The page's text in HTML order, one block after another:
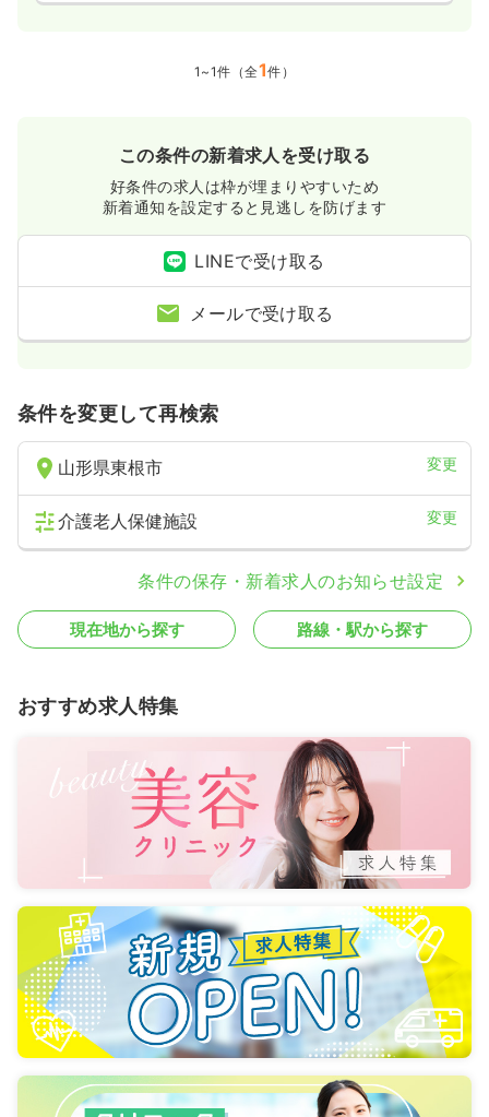
1~1件（全1件）
この条件の新着求人を受け取る
好条件の求人は枠が埋まりやすいため
新着通知を設定すると見逃しを防げます
LINEで受け取る
メールで受け取る
条件を変更して再検索
山形県東根市 変更
介護老人保健施設 変更
条件の保存・新着求人のお知らせ設定
現在地から探す 路線・駅から探す
おすすめ求人特集